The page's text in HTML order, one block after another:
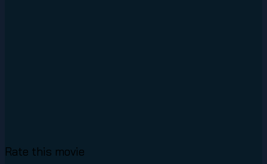
Rate this movie